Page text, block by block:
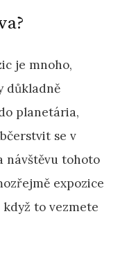
je mnoho,
důkladně
planetária,
se v
návštěvu tohoto
expozice
to vezmete